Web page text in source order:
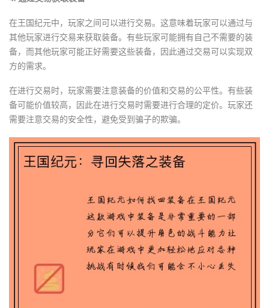
在王国纪元中，玩家之间可以进行交易。这意味着玩家可以通过与
其他玩家进行交易来获取装备。有些玩家可能拥有自己不需要的装
备，而其他玩家可能正好需要这些装备，因此通过交易可以实现双
方的需求。
在进行交易时，玩家需要注意装备的价值和交易的公平性。有些装
备可能价值较高，因此在进行交易时需要进行合理的定价。玩家还
需要注意交易的安全性，避免受到骗子的欺骗。